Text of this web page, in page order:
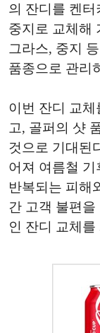
의 잔디를 켄
중지로 교체해
그라스, 중지
품종으로 관리
이번 잔디 교
고, 골퍼의 샷
것으로 기대된
어져 여름철
반복되는 피해
간 고객 불편
인 잔디 교체